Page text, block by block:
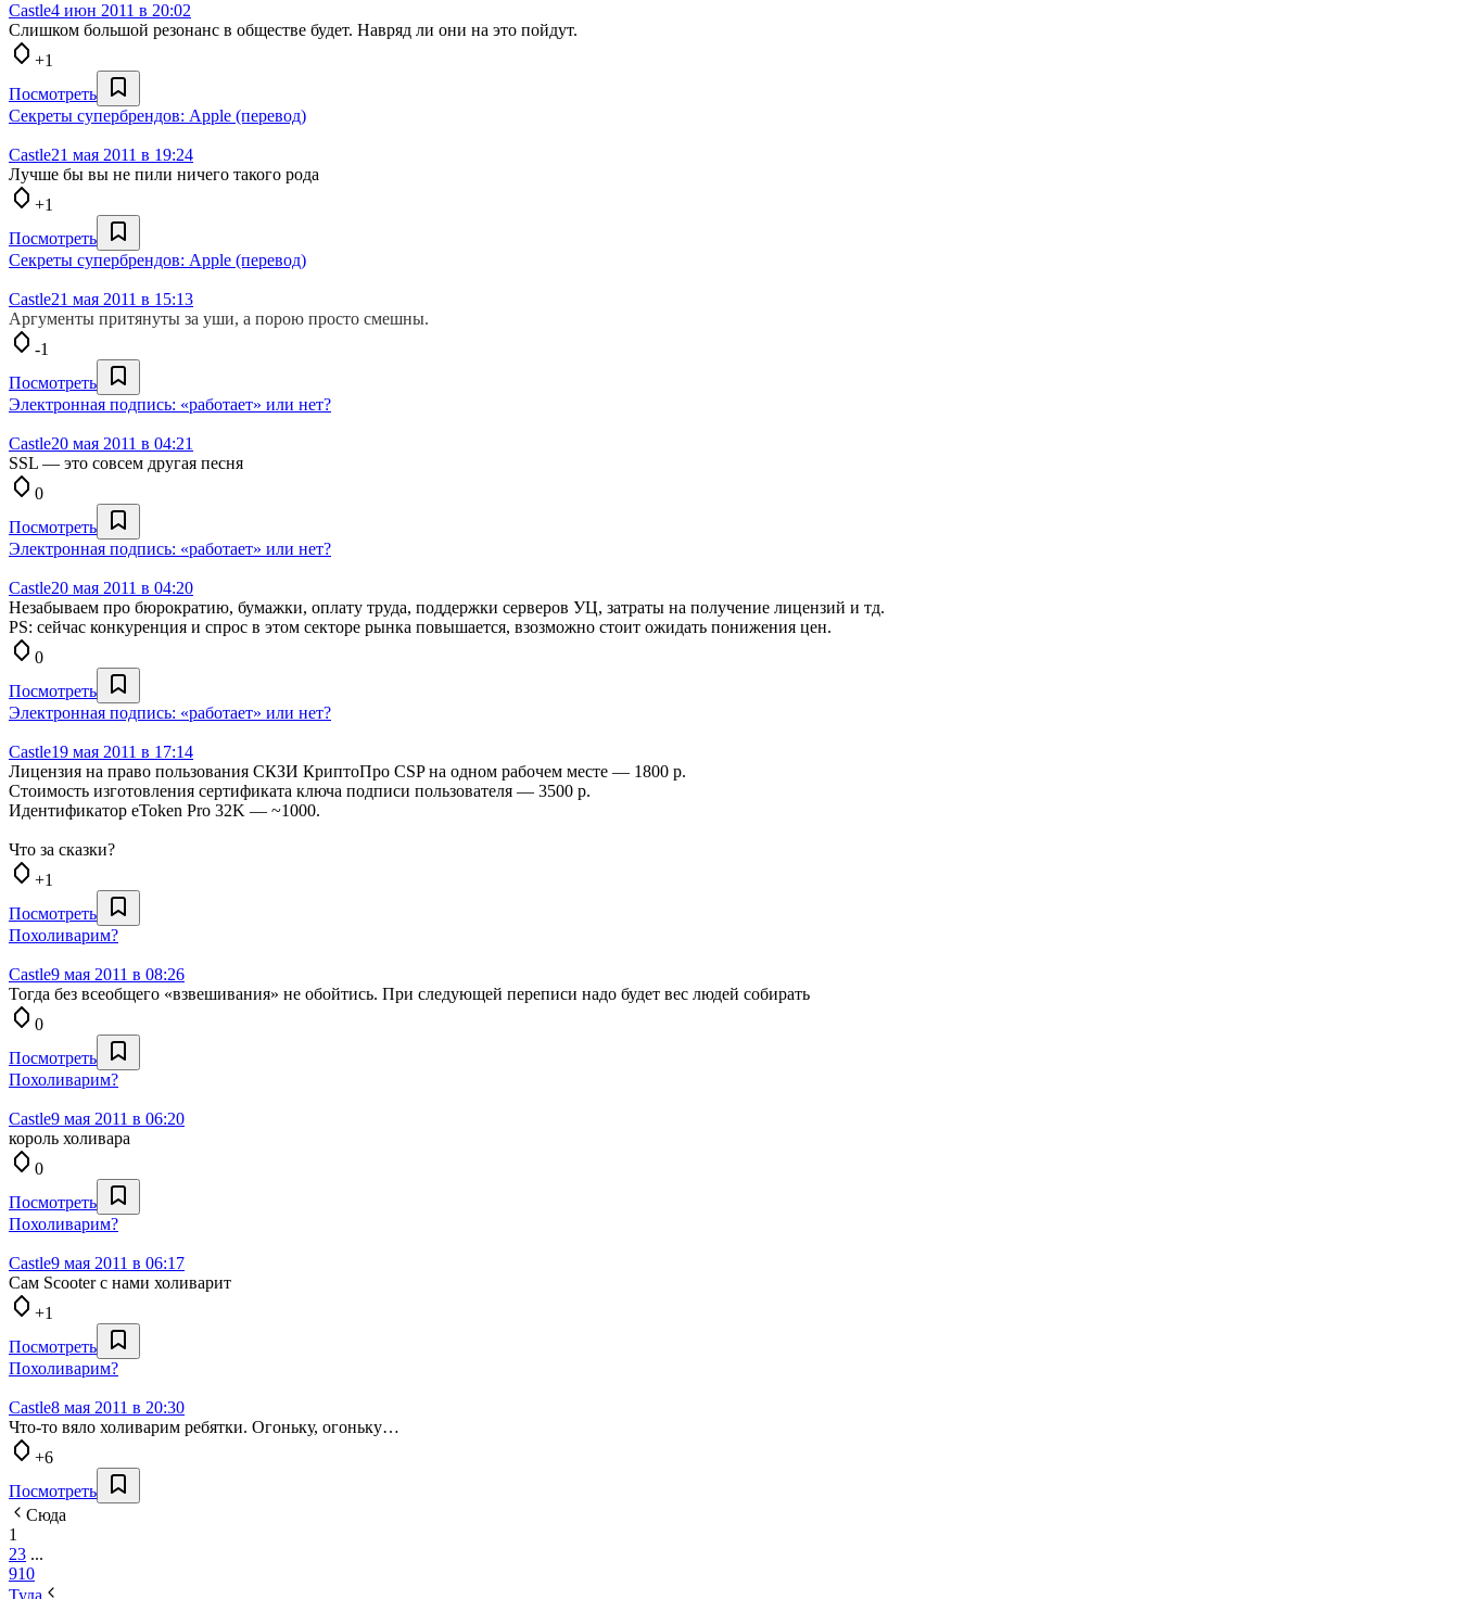
Castle4 июн 2011 в 20:02
Слишком большой резонанс в обществе будет. Навряд ли они на это пойдут.
+1
Посмотреть
Секреты супербрендов: Apple (перевод)
Castle21 мая 2011 в 19:24
Лучше бы вы не пили ничего такого рода
+1
Посмотреть
Секреты супербрендов: Apple (перевод)
Castle21 мая 2011 в 15:13
Аргументы притянуты за уши, а порою просто смешны.
-1
Посмотреть
Электронная подпись: «работает» или нет?
Castle20 мая 2011 в 04:21
SSL — это совсем другая песня
0
Посмотреть
Электронная подпись: «работает» или нет?
Castle20 мая 2011 в 04:20
Незабываем про бюрократию, бумажки, оплату труда, поддержки серверов УЦ, затраты на получение лицензий и тд.
PS: сейчас конкуренция и спрос в этом секторе рынка повышается, взозможно стоит ожидать понижения цен.
0
Посмотреть
Электронная подпись: «работает» или нет?
Castle19 мая 2011 в 17:14
Лицензия на право пользования СКЗИ КриптоПро CSP на одном рабочем месте — 1800 р.
Стоимость изготовления сертификата ключа подписи пользователя — 3500 р.
Идентификатор eToken Pro 32K — ~1000.
Что за сказки?
+1
Посмотреть
Похоливарим?
Castle9 мая 2011 в 08:26
Тогда без всеобщего «взвешивания» не обойтись. При следующей переписи надо будет вес людей собирать
0
Посмотреть
Похоливарим?
Castle9 мая 2011 в 06:20
король холивара
0
Посмотреть
Похоливарим?
Castle9 мая 2011 в 06:17
Сам Scooter с нами холиварит
+1
Посмотреть
Похоливарим?
Castle8 мая 2011 в 20:30
Что-то вяло холиварим ребятки. Огоньку, огоньку…
+6
Посмотреть
Сюда
1
23 ...
910
Туда